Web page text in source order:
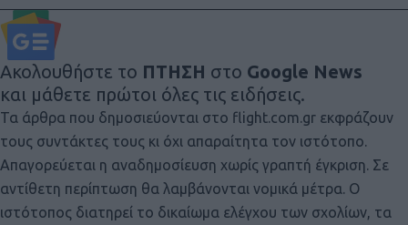
Ακολουθήστε το ΠΤΗΣΗ στο Google News
και μάθετε πρώτοι όλες τις ειδήσεις.
Τα άρθρα που δημοσιεύονται στο flight.com.gr εκφράζουν
τους συντάκτες τους κι όχι απαραίτητα τον ιστότοπο.
Απαγορεύεται η αναδημοσίευση χωρίς γραπτή έγκριση. Σε
αντίθετη περίπτωση θα λαμβάνονται νομικά μέτρα. Ο
ιστότοπος διατηρεί το δικαίωμα ελέγχου των σχολίων, τα